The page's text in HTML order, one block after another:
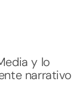
y lo
narrativo